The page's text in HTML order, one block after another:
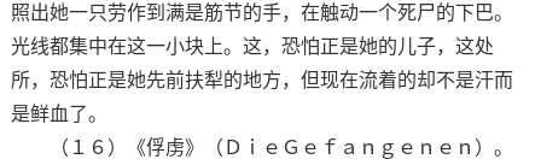
照出她一只劳作到满是筋节的手，在触动一个死尸的下巴。
光线都集中在这一小块上。这，恐怕正是她的儿子，这处
所，恐怕正是她先前扶犁的地方，但现在流着的却不是汗而
是鲜血了。
（１６）《俘虏》（ＤｉｅＧｅｆａｎｇｅｎｅｎ）。